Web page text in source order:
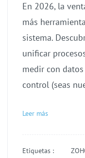
En 2026, la
más
sistema.
unificar
medir con
control (seas
Leer más
Etiquetas :